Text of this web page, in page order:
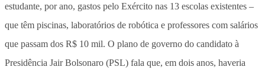
estudante, por ano, gastos pelo Exército nas 13 escolas existentes –
que têm piscinas, laboratórios de robótica e professores com salários
que passam dos R$ 10 mil. O plano de governo do candidato à
Presidência Jair Bolsonaro (PSL) fala que, em dois anos, haveria